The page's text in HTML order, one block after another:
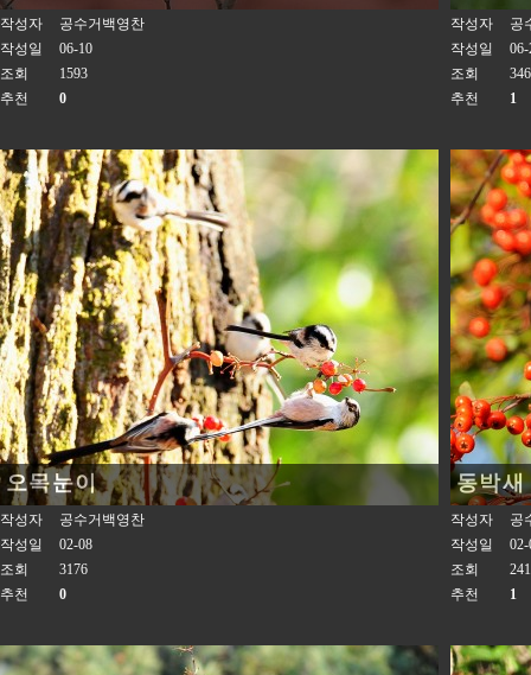
작성자
공수거백영찬
작성일
06-10
조회
1593
추천
0
작성자
공
작성일
06-
조회
추천
1
오목눈이
작성자
공수거백영찬
작성일
02-08
조회
3176
추천
0
동박새
작성자
공
작성일
02-
조회
추천
1